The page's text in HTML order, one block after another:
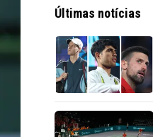
Últimas notícias